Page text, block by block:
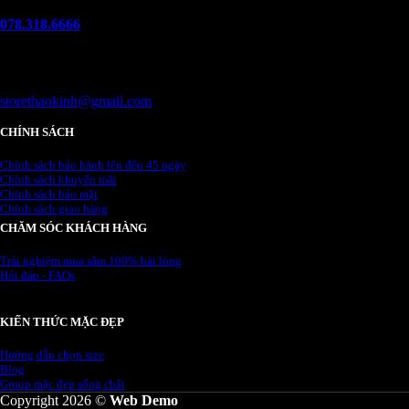
078.318.6666
storethaokinh@gmail.com
CHÍNH SÁCH
Chính sách bảo hành lên đến 45 ngày
Chính sách khuyến mãi
Chính sách bảo mật
Chính sách giao hàng
CHĂM SÓC KHÁCH HÀNG
Trải nghiệm mua sắm 100% hài lòng
Hỏi đáp - FAQs
KIẾN THỨC MẶC ĐẸP
Hướng dẫn chọn size
Blog
Group mặc đẹp sống chất
Copyright 2026 © Web Demo